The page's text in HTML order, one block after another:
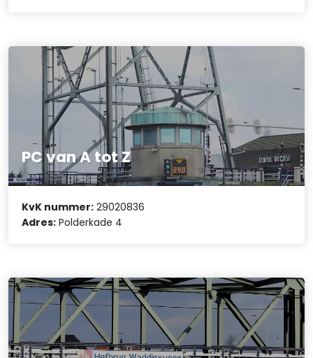
PC van A tot Z
KvK nummer: 29020836
Adres: Polderkade 4